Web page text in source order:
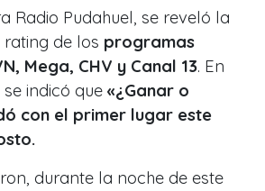
Radio Pudahuel, se reveló la
de los programas
Mega, CHV y Canal 13. En
indicó que «¿Ganar o
con el primer lugar este
durante la noche de este